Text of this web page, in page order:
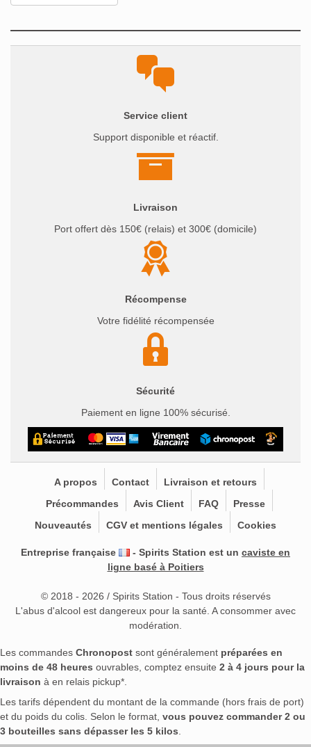
Service client
Support disponible et réactif.
Livraison
Port offert dès 150€ (relais) et 300€ (domicile)
Récompense
Votre fidélité récompensée
Sécurité
Paiement en ligne 100% sécurisé.
A propos Contact
Livraison et retours
Précommandes
Avis Client FAQ
Presse
Nouveautés
CGV et mentions légales Cookies
Entreprise française - Spirits Station est un caviste en
ligne basé à Poitiers
© 2018 - 2026 / Spirits Station - Tous droits réservés
L'abus d'alcool est dangereux pour la santé. A consommer avec
modération.
Les commandes Chronopost sont généralement préparées en
moins de 48 heures ouvrables, comptez ensuite 2 à 4 jours pour la
livraison à en relais pickup*.
Les tarifs dépendent du montant de la commande (hors frais de port)
et du poids du colis. Selon le format, vous pouvez commander 2 ou
3 bouteilles sans dépasser les 5 kilos